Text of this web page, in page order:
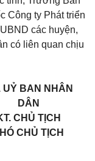
Công ty Phát triển
các huyện,
có liên quan chịu
UỶ BAN NHÂN
DÂN
CHỦ TỊCH
CHỦ TỊCH